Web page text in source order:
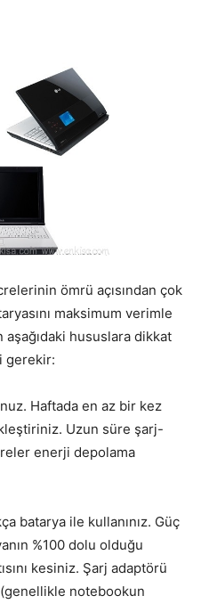
ömrü açısından çok
maksimum verimle
hususlara dikkat
gerekir:
Haftada en az bir kez
Uzun süre şarj-
enerji depolama
batarya ile kullanınız. Güç
%100 dolu olduğu
kesiniz. Şarj adaptörü
notebookun